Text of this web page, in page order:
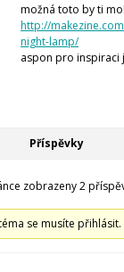
možná toto by ti
http://
night-lamp/
aspon pro inspiraci
Příspěvky
zobrazeny 2
se musíte přihlásit.